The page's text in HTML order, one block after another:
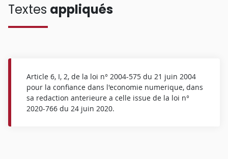
Textes appliqués
Article 6, I, 2, de la loi n° 2004-575 du 21 juin 2004
pour la confiance dans l'economie numerique, dans
sa redaction anterieure a celle issue de la loi n°
2020-766 du 24 juin 2020.